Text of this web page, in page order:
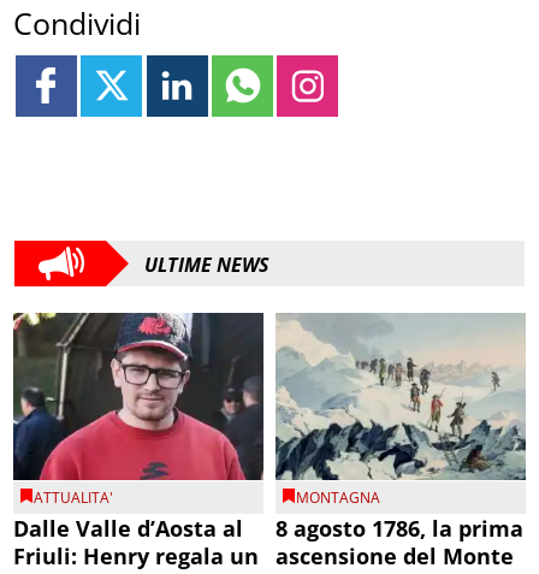
Condividi
ULTIME NEWS
ATTUALITA'
Dalle Valle d’Aosta al
Friuli: Henry regala un
MONTAGNA
8 agosto 1786, la prima
ascensione del Monte